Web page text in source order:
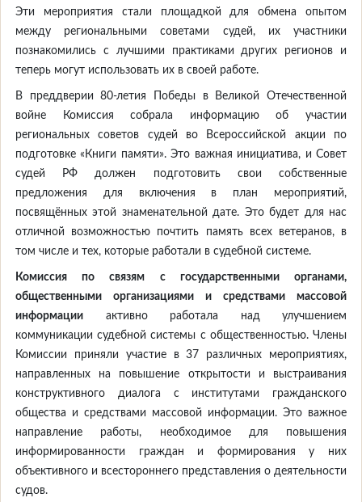
Эти мероприятия стали площадкой для обмена опытом
между региональными советами судей, их участники
познакомились с лучшими практиками других регионов и
теперь могут использовать их в своей работе.
В преддверии 80-летия Победы в Великой Отечественной
войне Комиссия собрала информацию об участии
региональных советов судей во Всероссийской акции по
подготовке «Книги памяти». Это важная инициатива, и Совет
судей РФ должен подготовить свои собственные
предложения для включения в план мероприятий,
посвящённых этой знаменательной дате. Это будет для нас
отличной возможностью почтить память всех ветеранов, в
том числе и тех, которые работали в судебной системе.
Комиссия по связям с государственными органами,
общественными организациями и средствами массовой
информации активно работала над улучшением
коммуникации судебной системы с общественностью. Члены
Комиссии приняли участие в 37 различных мероприятиях,
направленных на повышение открытости и выстраивания
конструктивного диалога с институтами гражданского
общества и средствами массовой информации. Это важное
направление работы, необходимое для повышения
информированности граждан и формирования у них
объективного и всестороннего представления о деятельности
судов.